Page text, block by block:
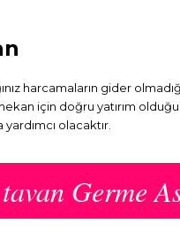
harcamaların gider
için doğru yatırım
olacaktır.
Germe